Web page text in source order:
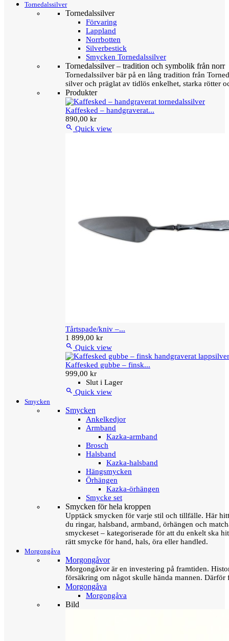
Tornedalssilver
Tornedalssilver
Förvaring
Lappland
Norrbotten
Silverbestick
Smycken Tornedalssilver
Tornedalssilver – tradition och symbolik från norr
Tornedalssilver bär på en lång tradition från
silver och präglat av tidlös enkelhet, starka rötter
Produkter
Kaffesked – handgraverat...
890,00 kr
 Quick view
Tårtspade/kniv –...
1 899,00 kr
 Quick view
Kaffesked gubbe – finsk...
999,00 kr
Slut i Lager
 Quick view
Smycken
Smycken
Ankelkedjor
Armband
Kazka-armband
Brosch
Halsband
Kazka-halsband
Hängsmycken
Örhängen
Kazka-örhängen
Smycke set
Smycken för hela kroppen
Upptäck smycken för varje stil och tillfälle. Här
du ringar, halsband, armband, örhängen och
smyckeset – kategoriserade för att du enkelt ska
rätt smycke för hand, hals, öra eller handled.
Morgongåva
Morgongåvor
Morgongåvor är en investering på framtiden.
försäkring om något skulle hända mannen.
Morgongåva
Morgongåva
Bild